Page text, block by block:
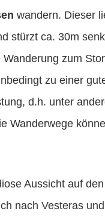
wandern. Dieser
stürzt ca. 30m
Wanderung zum
zu einer
d.h. unter
Wanderwege
Aussicht auf
nach Vesteras